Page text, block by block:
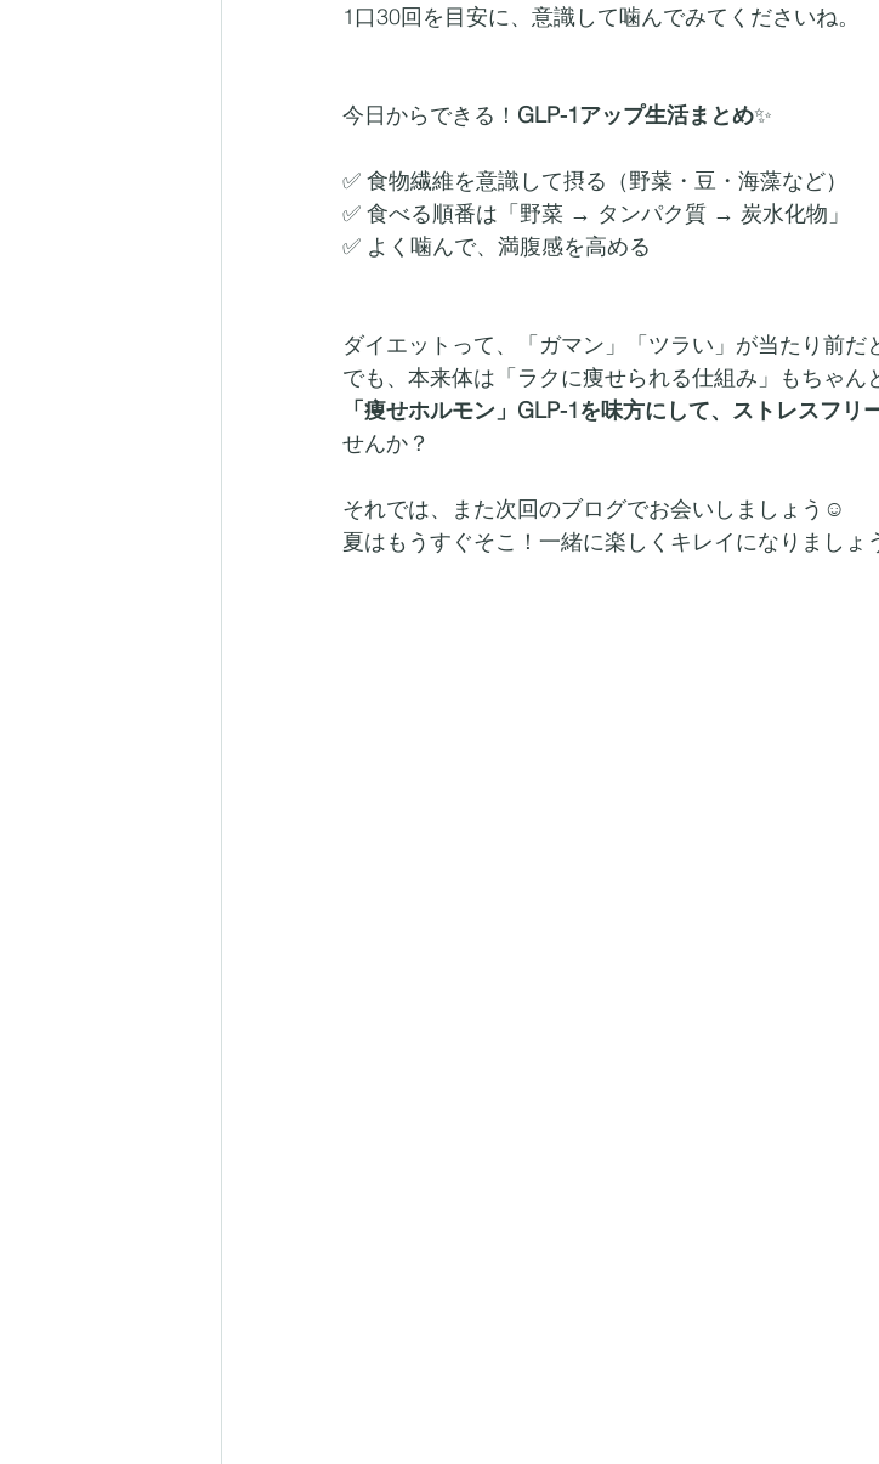
1口30回を目安に、意識して噛んでみてくださいね。
今日からできる！ GLP-1アップ生活まとめ✨
✅ 食物繊維を意識して摂る（野菜・豆・海藻など）
✅ 食べる順番は「野菜 → タンパク質 → 炭水化物」
✅ よく噛んで、満腹感を高める
ダイエットって、「ガマン」「ツラい」が当たり前だ
でも、本来体は「ラクに痩せられる仕組み」もちゃん
「痩せホルモン」GLP-1を味方にして、ストレスフリ
せんか？
それでは、また次回のブログでお会いしましょう☺️
夏はもうすぐそこ！一緒に楽しくキレイになりましょ